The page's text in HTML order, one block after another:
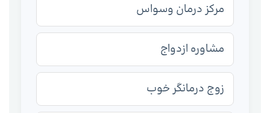
مرکز درمان وسواس
مشاوره ازدواج
زوج درمانگر خوب